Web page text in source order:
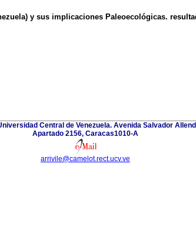
y sus implicaciones Paleoecológicas.
Central de Venezuela. Avenida Salvador
Apartado 2156, Caracas1010-A
arrivile@camelot.rect.ucv.ve